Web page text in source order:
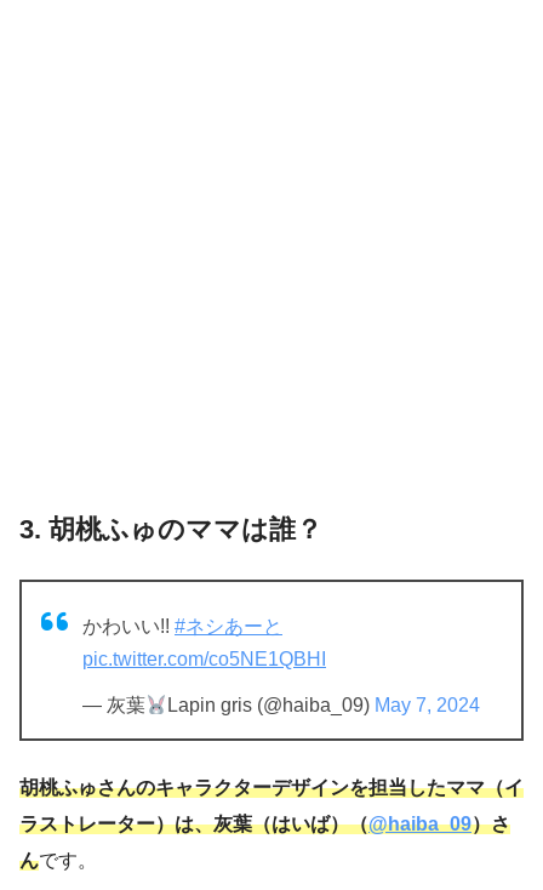
3. 胡桃ふゅのママは誰？
かわいい!! #ネシあーと
pic.twitter.com/co5NE1QBHI
— 灰葉 Lapin gris (@haiba_09) May 7, 2024
胡桃ふゅさんのキャラクターデザインを担当したママ（イ
ラストレーター）は、灰葉（はいば）（@haiba_09）さ
んです。